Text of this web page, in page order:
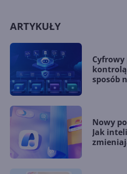
ARTYKUŁY
Cyfrowy
sposób
Nowy
Jak